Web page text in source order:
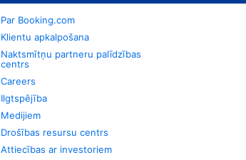
Par Booking.com
Klientu apkalpošana
Naktsmītņu partneru palīdzības
centrs
Careers
Ilgtspējība
Medijiem
Drošības resursu centrs
Attiecības ar investoriem